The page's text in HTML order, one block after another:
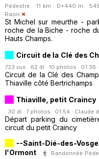
Pédestre · 11 km · D+440 m ·
Raon
St Michel sur meurthe -
roche de la Biche - roche
Hauts Champs.
Circuit de la Clé des
723 vus · 62 dl · 10 photos · 01:38 ·
Circuit de la Clé des
Thiaville côté Bertrichamps
Thiaville, petit Craincy
· 30 dl · 7 photos · 01:54 · Claude
Départ parking du
circuit du petit Craincy
--Saint-Dié-des-
l'Ormont
Randonnée